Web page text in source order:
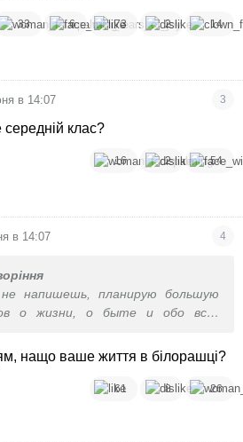
33 6 73 2 14
в 14:07 3
середній клас?
16 2 54
в 14:07 4
не напишешь, планирую большую
о жизни, о быте и обо всех
коллекция фотографий местной
нащо ваше життя в білорашці?
61 8 26